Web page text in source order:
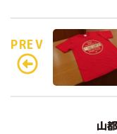
PREV
山